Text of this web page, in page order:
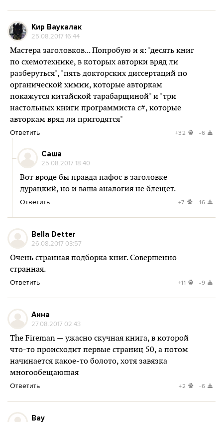
Кир Ваукалак
25.08.2017 16:44
Мастера заголовков... Попробую и я: "десять книг
по схемотехнике, в которых авторки вряд ли
разберуться", "пять докторских диссертаций по
органической химии, которые авторкам
покажутся китайской тарабарщиной" и "три
настольных книги программиста c#, которые
авторкам вряд ли пригодятся"
Ответить +32 -6
Саша
25.08.2017 18:40
Вот вроде бы правда пафос в заголовке
дурацкий, но и ваша аналогия не блещет.
Ответить +7 -16
Bella Detter
26.08.2017 03:57
Очень странная подборка книг. Совершенно
странная.
Ответить +11 -9
Анна
27.08.2017 02:43
The Fireman — ужасно скучная книга, в которой
что-то происходит первые страниц 50, а потом
начинается какое-то болото, хотя завязка
многообещающая
Ответить +2 -6
Вау